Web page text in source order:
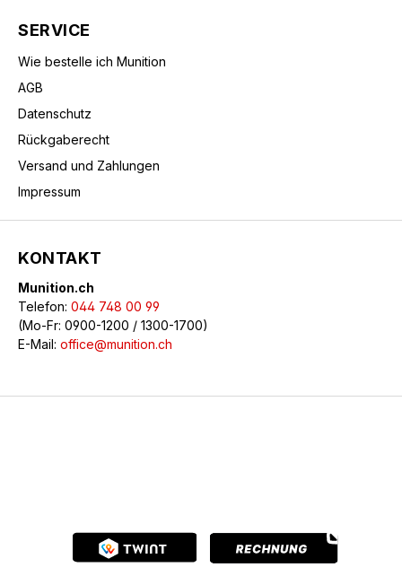
SERVICE
Wie bestelle ich Munition
AGB
Datenschutz
Rückgaberecht
Versand und Zahlungen
Impressum
KONTAKT
Munition.ch
Telefon: 044 748 00 99
(Mo-Fr: 0900-1200 / 1300-1700)
E-Mail: office@munition.ch